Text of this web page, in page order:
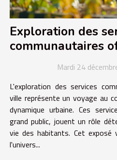
Exploration des
communautaires
site de ville
Mardi 24
L'exploration des services
ville représente un voyage au
dynamique urbaine. Ces
grand public, jouent un rôle
vie des habitants. Cet exposé
l'univers...